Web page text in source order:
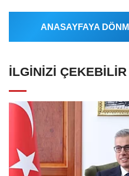
ANASAYFAYA
İLGINIZI ÇEKEBILIR